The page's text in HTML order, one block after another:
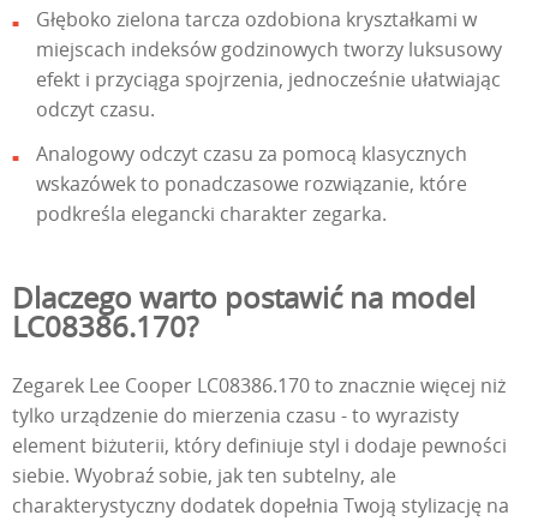
Głęboko zielona tarcza ozdobiona kryształkami w
miejscach indeksów godzinowych tworzy luksusowy
efekt i przyciąga spojrzenia, jednocześnie ułatwiając
odczyt czasu.
Analogowy odczyt czasu za pomocą klasycznych
wskazówek to ponadczasowe rozwiązanie, które
podkreśla elegancki charakter zegarka.
Dlaczego warto postawić na model
LC08386.170?
Zegarek Lee Cooper LC08386.170 to znacznie więcej niż
tylko urządzenie do mierzenia czasu - to wyrazisty
element biżuterii, który definiuje styl i dodaje pewności
siebie. Wyobraź sobie, jak ten subtelny, ale
charakterystyczny dodatek dopełnia Twoją stylizację na